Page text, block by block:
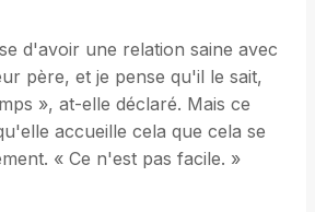
d'avoir une relation saine avec
père, et je pense qu'il le sait,
», at-elle déclaré. Mais ce
accueille cela que cela se
« Ce n'est pas facile. »